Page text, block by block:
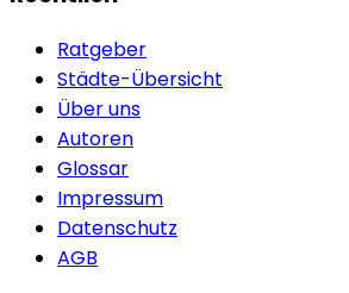
Ratgeber
Städte-Übersicht
Über uns
Autoren
Glossar
Impressum
Datenschutz
AGB